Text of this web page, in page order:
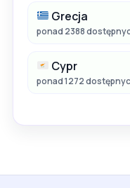
Grecja
ponad 2388
Cypr
ponad 1272